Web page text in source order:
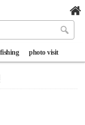
fishing photo visit